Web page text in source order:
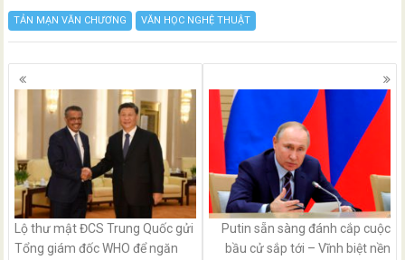
TẢN MẠN VĂN CHƯƠNG VĂN HỌC NGHỆ THUẬT
Posts
navigation
Lộ thư mật ĐCS Trung Quốc gửi
Tổng giám đốc WHO để ngăn
Putin sẵn sàng đánh cắp cuộc
bầu cử sắp tới – Vĩnh biệt nền